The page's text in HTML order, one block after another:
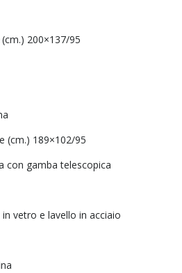
200×137/95
(cm.) 189×102/95
con gamba telescopica
vetro e lavello in acciaio